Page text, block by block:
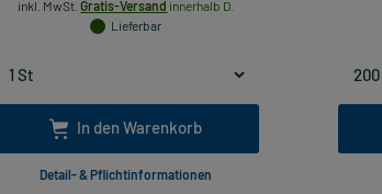
inkl. MwSt. Gratis-Versand innerhalb D.
Lieferbar
In den Warenkorb
Detail- & Pflichtinformationen